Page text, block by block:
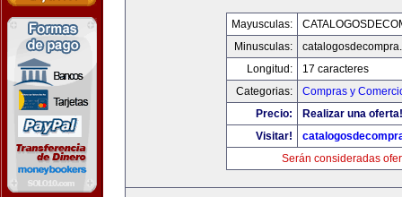
Mayusculas:
Minusculas:
Longitud:
17 caracteres
Categorias:
Compras y
Precio:
Realizar una oferta!
Visitar!
Serán consideradas